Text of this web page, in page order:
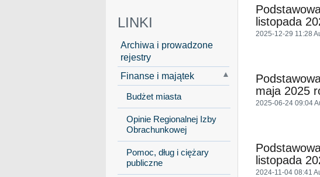
LINKI
Archiwa i prowadzone
rejestry
Finanse i majątek
Budżet miasta
Opinie Regionalnej Izby
Obrachunkowej
Pomoc, dług i ciężary
publiczne
listopada
2025-12-29 11:28
maja 2025
2025-06-24 09:04
listopada
2024-11-04 08:41